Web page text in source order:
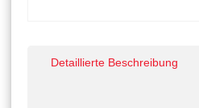
Detaillierte Beschreibung